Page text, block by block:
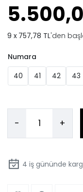
757,78 TL'den
Numara
40
41 42 43
- +
4 iş gününde